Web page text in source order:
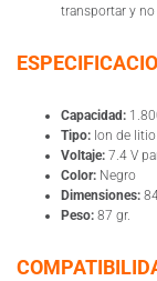
transportar y no
Capacidad:
Tipo: Ion de
Voltaje: 7.4 V
Color: Negro
Dimensiones:
Peso: 87 gr.